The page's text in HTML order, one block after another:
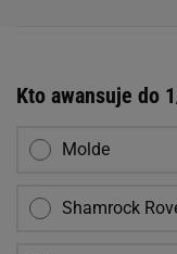
Kto awansuje do
Molde
Shamrock